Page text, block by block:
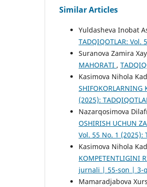
Similar Articles
Yuldasheva Inobat
TADQIQOTLAR:
Suranova Zamira
MAHORATI ,
Kasimova Nihola
SHIFOKORLARNING
(2025):
Nazarqosimova
OSHIRISH UCHUN
Vol. 55 No. 1
Kasimova Nihola
KOMPETENTLIGINI
jurnali | 55-son | 3-
Mamaradjabova